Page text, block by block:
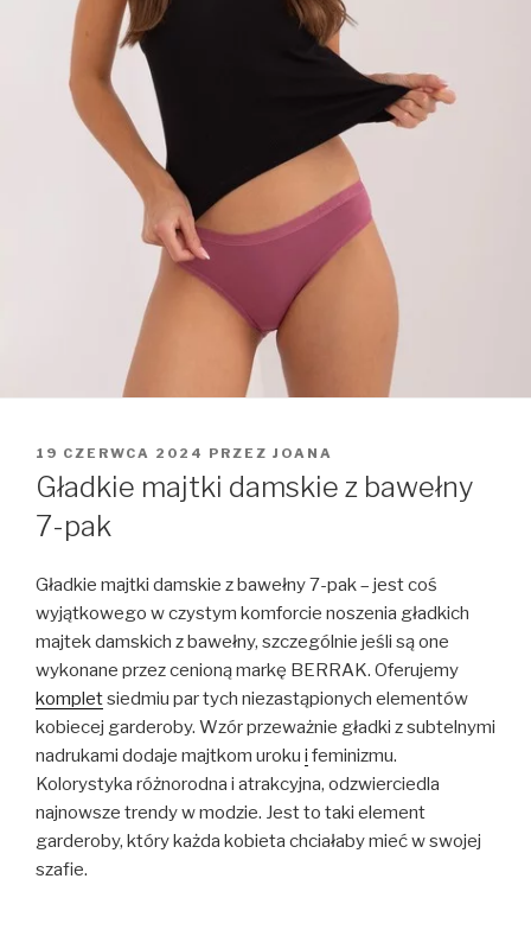
OPUBLIKOWANE
W
19 CZERWCA 2024 PRZEZ JOANA
Gładkie majtki damskie z bawełny
7-pak
Gładkie majtki damskie z bawełny 7-pak – jest coś
wyjątkowego w czystym komforcie noszenia gładkich
majtek damskich z bawełny, szczególnie jeśli są one
wykonane przez cenioną markę BERRAK. Oferujemy
kompletsiedmiu par tych niezastąpionych elementów
kobiecej garderoby. Wzór przeważnie gładki z subtelnymi
nadrukami dodaje majtkom uroku i feminizmu.
Kolorystyka różnorodna i atrakcyjna, odzwierciedla
najnowsze trendy w modzie. Jest to taki element
garderoby, który każda kobieta chciałaby mieć w swojej
szafie.